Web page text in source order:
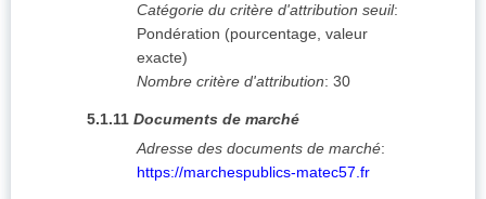
Catégorie du critère d'attribution seuil:
Pondération (pourcentage, valeur
exacte)
Nombre critère d'attribution: 30
5.1.11 Documents de marché
Adresse des documents de marché:
https://marchespublics-matec57.fr